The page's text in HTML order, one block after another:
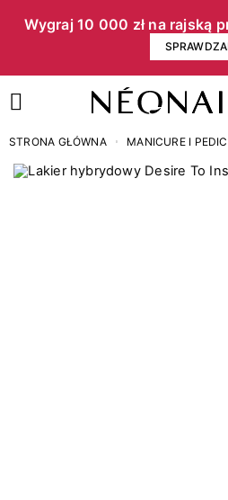
Wygraj 10 000 zł na rajską
STRONA GŁÓWNA MANICURE I